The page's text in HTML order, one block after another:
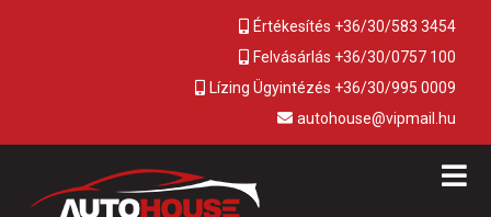
Értékesítés +36/30/583 3454
Felvásárlás +36/30/0757 100
Lízing Ügyintézés +36/30/995 0009
autohouse@vipmail.hu